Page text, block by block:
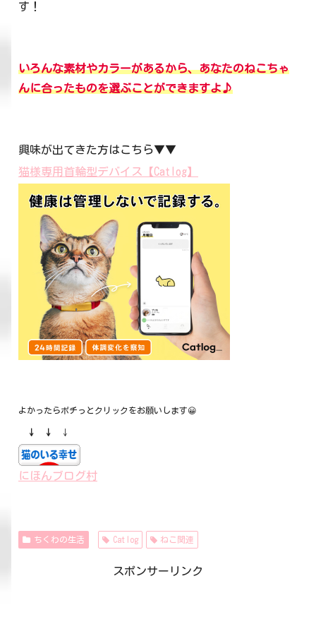
す！
いろんな素材やカラーがあるから、あなたのねこちゃ
んに合ったものを選ぶことができますよ♪
興味が出てきた方はこちら▼▼
猫様専用首輪型デバイス【Catlog】
よかったらポチっとクリックをお願いします😀
↓ ↓ ↓
にほんブログ村
ちくわの生活 Catlog ねこ関連
スポンサーリンク